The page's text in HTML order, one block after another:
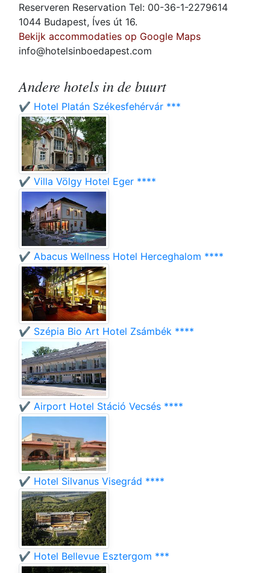
Reserveren Reservation Tel: 00-36-1-2279614
1044 Budapest, Íves út 16.
Bekijk accommodaties op Google Maps
info@hotelsinboedapest.com
Andere hotels in de buurt
✔️ Hotel Platán Székesfehérvár ***
✔️ Villa Völgy Hotel Eger ****
✔️ Abacus Wellness Hotel Herceghalom ****
✔️ Szépia Bio Art Hotel Zsámbék ****
✔️ Airport Hotel Stáció Vecsés ****
✔️ Hotel Silvanus Visegrád ****
✔️ Hotel Bellevue Esztergom ***